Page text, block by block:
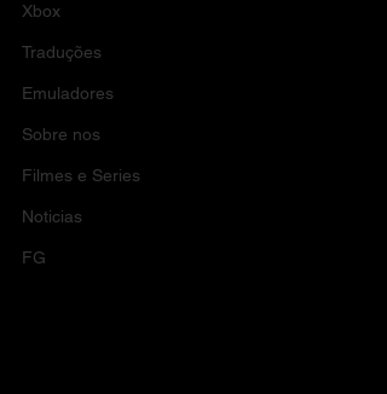
Xbox
Traduções
Emuladores
Sobre nos
Filmes e Series
Noticias
FG